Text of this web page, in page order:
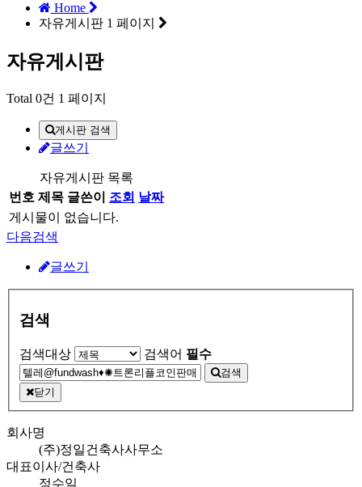
Home
자유게시판 1 페이지
자유게시판
Total 0건 1 페이지
게시판 검색
글쓰기
자유게시판 목록
번호 제목 글쓴이 조회 날짜
게시물이 없습니다.
다음검색
글쓰기
검색
검색대상 검색어 필수
검색
닫기
회사명
(주)정일건축사사무소
대표이사/건축사
정수일